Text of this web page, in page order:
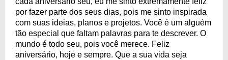
por fazer parte dos seus dias, pois me sinto inspirada
com suas ideias, planos e projetos. Você é um alguém
tão especial que faltam palavras para te descrever. O
mundo é todo seu, pois você merece. Feliz
aniversário, hoje e sempre. Que a sua vida seja